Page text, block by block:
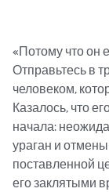
«Потому что он
Отправьтесь в
человеком,
Казалось, что
начала:
ураган и
поставленной
его заклятыми